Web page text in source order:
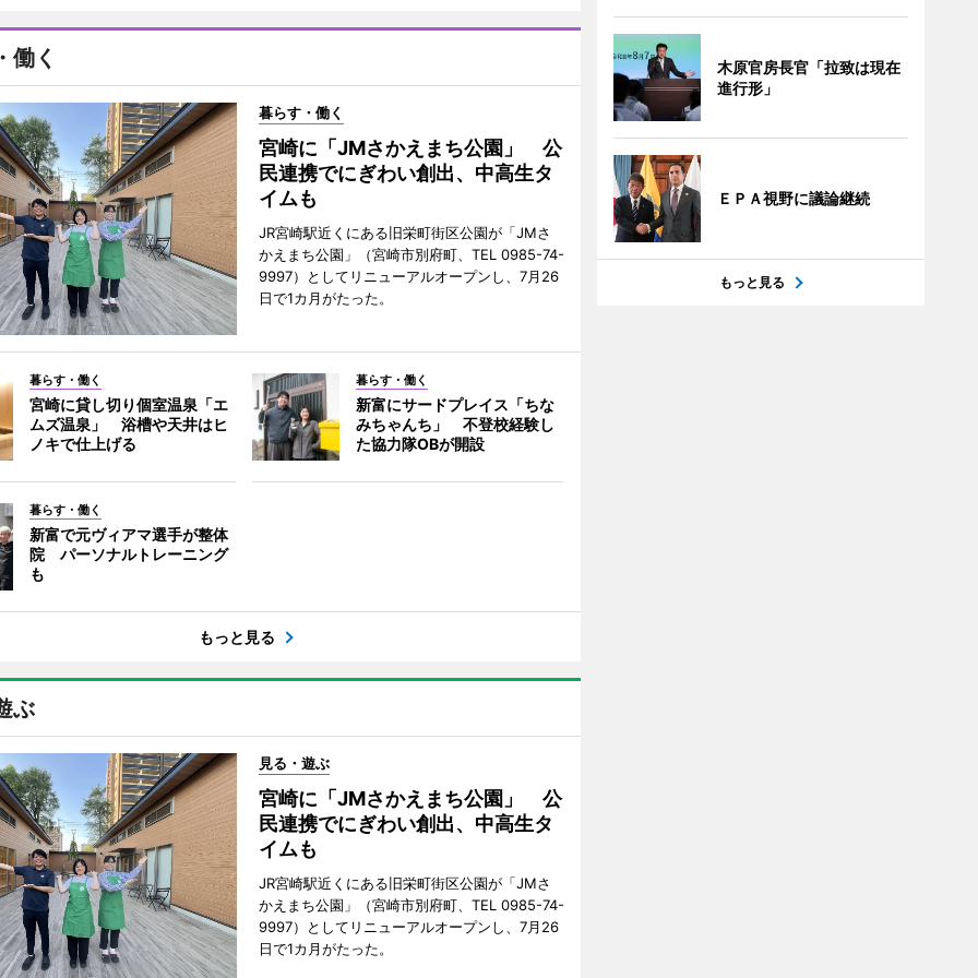
働く
暮らす・働く
宮崎に「JMさかえまち公園」 公
民連携でにぎわい創出、中高生タ
イムも
JR宮崎駅近くにある旧栄町街区公園が「JMさ
かえまち公園」（宮崎市別府町、TEL 0985-74-
9997）としてリニューアルオープンし、7月26
日で1カ月がたった。
暮らす・働く
宮崎に貸し切り個室温泉「エ
ムズ温泉」 浴槽や天井はヒ
ノキで仕上げる
暮らす・働く
新富にサードプレイス「ちな
みちゃんち」 不登校経験し
た協力隊OBが開設
暮らす・働く
新富で元ヴィアマ選手が整体
院 パーソナルトレーニング
も
もっと見る
ぶ
見る・遊ぶ
宮崎に「JMさかえまち公園」 公
民連携でにぎわい創出、中高生タ
イムも
JR宮崎駅近くにある旧栄町街区公園が「JMさ
かえまち公園」（宮崎市別府町、TEL 0985-74-
9997）としてリニューアルオープンし、7月26
日で1カ月がたった。
木原官房長官「拉致は現在
進行形」
ＥＰＡ視野に議論継続
もっと見る